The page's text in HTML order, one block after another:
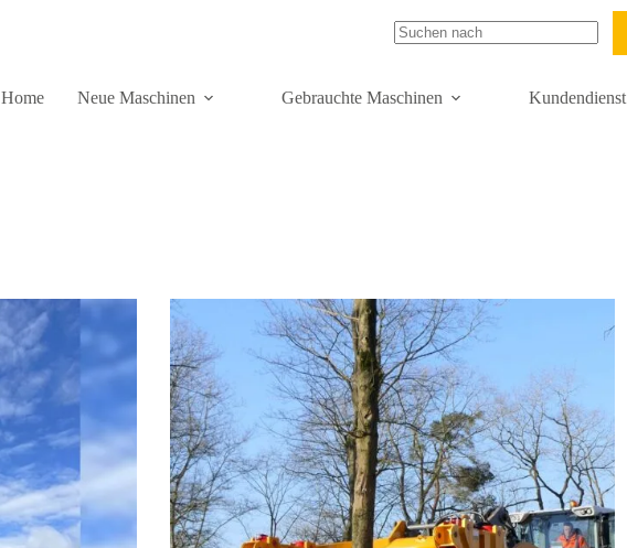
Home Neue Maschinen Gebrauchte Maschinen Kundendienst